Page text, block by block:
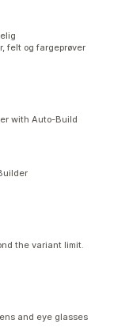
felt og fargeprøver
with Auto-Build
the variant limit.
and eye glasses